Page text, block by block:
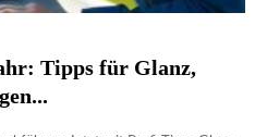
Tipps für Glanz,